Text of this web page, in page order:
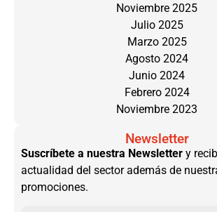
Noviembre 2025
Julio 2025
Marzo 2025
Agosto 2024
Junio 2024
Febrero 2024
Noviembre 2023
Newsletter
Suscríbete a nuestra Newsletter y
actualidad del sector además de
promociones.